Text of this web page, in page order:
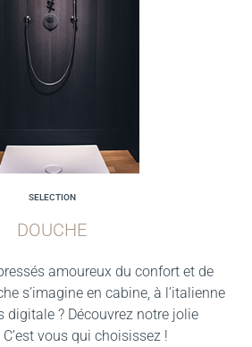
SELECTION
DOUCHE
amoureux du confort et de
s’imagine en cabine, à l’italienne
digitale ? Découvrez notre jolie
vous qui choisissez !